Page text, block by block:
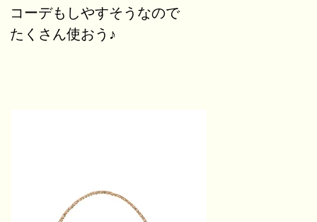
コーデもしやすそうなので
たくさん使おう♪